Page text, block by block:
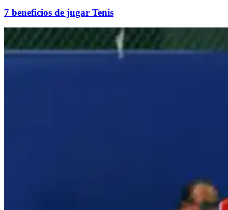
7 beneficios de jugar Tenis